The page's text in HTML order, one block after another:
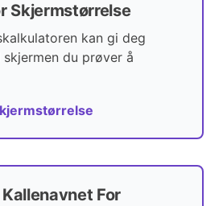
Skjermstørrelse
kan gi deg
du prøver å
For